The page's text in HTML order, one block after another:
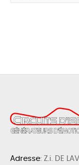
Adresse: Z.i. DE